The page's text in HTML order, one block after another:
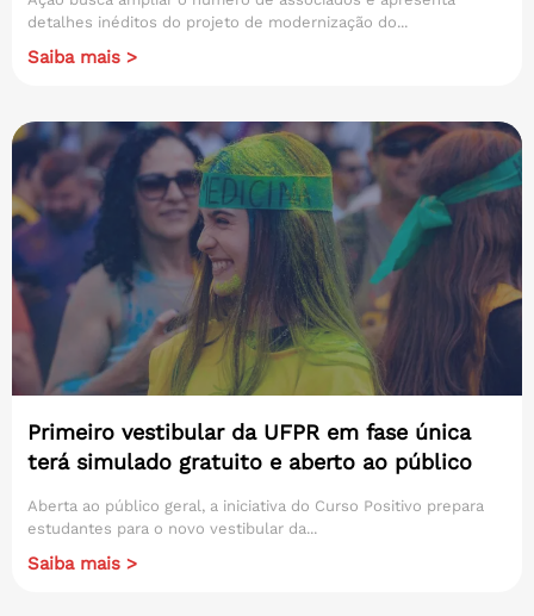
detalhes inéditos do projeto de modernização do...
Saiba mais >
Primeiro vestibular da UFPR em fase única
terá simulado gratuito e aberto ao público
Aberta ao público geral, a iniciativa do Curso Positivo prepara
estudantes para o novo vestibular da...
Saiba mais >